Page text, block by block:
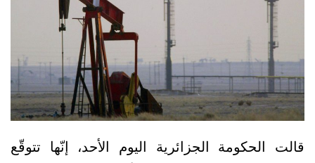
قالت الحكومة الجزائرية اليوم الأحد، إنّها تتوقّع